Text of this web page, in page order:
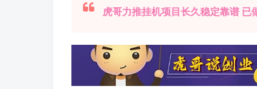
虎哥力推挂机项目长久稳定靠谱